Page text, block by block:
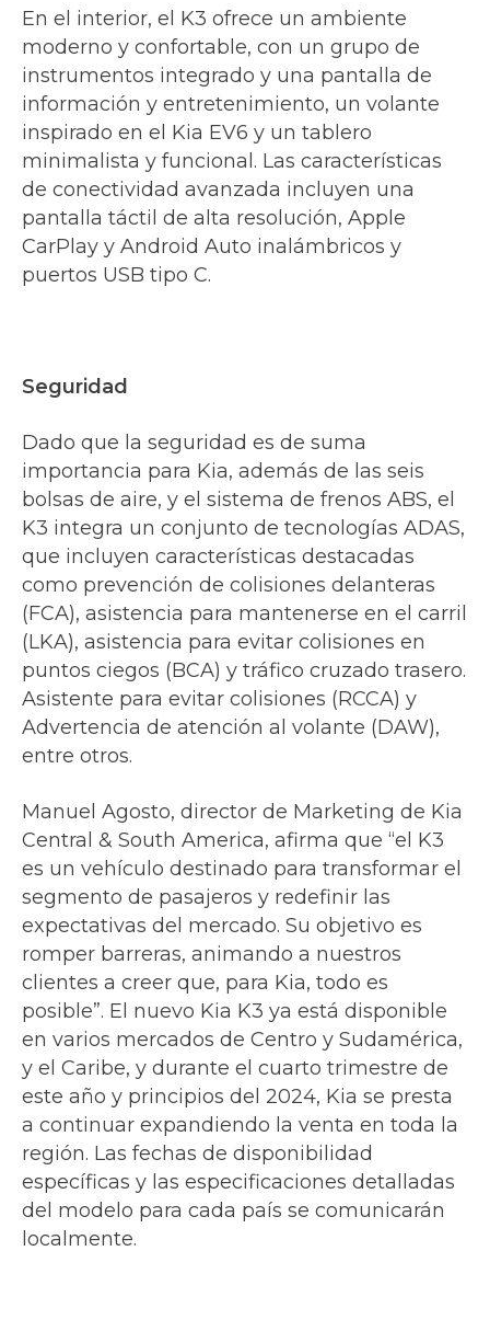
En el interior, el K3 ofrece un ambiente
moderno y confortable, con un grupo de
instrumentos integrado y una pantalla de
información y entretenimiento, un volante
inspirado en el Kia EV6 y un tablero
minimalista y funcional. Las características
de conectividad avanzada incluyen una
pantalla táctil de alta resolución, Apple
CarPlay y Android Auto inalámbricos y
puertos USB tipo C.
Seguridad
Dado que la seguridad es de suma
importancia para Kia, además de las seis
bolsas de aire, y el sistema de frenos ABS, el
K3 integra un conjunto de tecnologías ADAS,
que incluyen características destacadas
como prevención de colisiones delanteras
(FCA), asistencia para mantenerse en el carril
(LKA), asistencia para evitar colisiones en
puntos ciegos (BCA) y tráfico cruzado trasero.
Asistente para evitar colisiones (RCCA) y
Advertencia de atención al volante (DAW),
entre otros.
Manuel Agosto, director de Marketing de Kia
Central & South America, afirma que “el K3
es un vehículo destinado para transformar el
segmento de pasajeros y redefinir las
expectativas del mercado. Su objetivo es
romper barreras, animando a nuestros
clientes a creer que, para Kia, todo es
posible”. El nuevo Kia K3 ya está disponible
en varios mercados de Centro y Sudamérica,
y el Caribe, y durante el cuarto trimestre de
este año y principios del 2024, Kia se presta
a continuar expandiendo la venta en toda la
región. Las fechas de disponibilidad
específicas y las especificaciones detalladas
del modelo para cada país se comunicarán
localmente.